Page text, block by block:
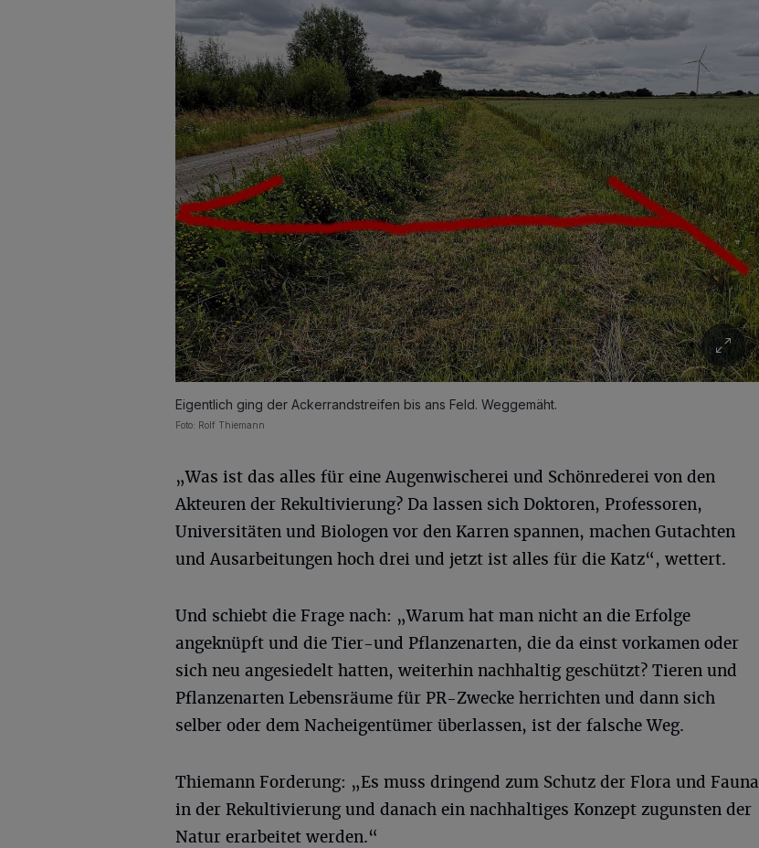
Eigentlich ging der Ackerrandstreifen bis ans Feld. Weggemäht.
Foto: Rolf Thiemann
„Was ist das alles für eine Augenwischerei und Schönrederei von den
Akteuren der Rekultivierung? Da lassen sich Doktoren, Professoren,
Universitäten und Biologen vor den Karren spannen, machen Gutachten
und Ausarbeitungen hoch drei und jetzt ist alles für die Katz“, wettert.
Und schiebt die Frage nach: „Warum hat man nicht an die Erfolge
angeknüpft und die Tier-und Pflanzenarten, die da einst vorkamen oder
sich neu angesiedelt hatten, weiterhin nachhaltig geschützt? Tieren und
Pflanzenarten Lebensräume für PR-Zwecke herrichten und dann sich
selber oder dem Nacheigentümer überlassen, ist der falsche Weg.
Thiemann Forderung: „Es muss dringend zum Schutz der Flora und Fauna
in der Rekultivierung und danach ein nachhaltiges Konzept zugunsten der
Natur erarbeitet werden.“